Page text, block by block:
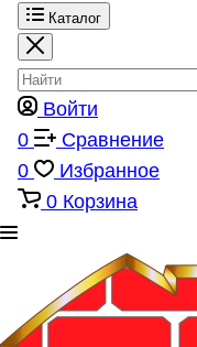
Каталог
Войти
0
Сравнение
0
Избранное
0 Корзина